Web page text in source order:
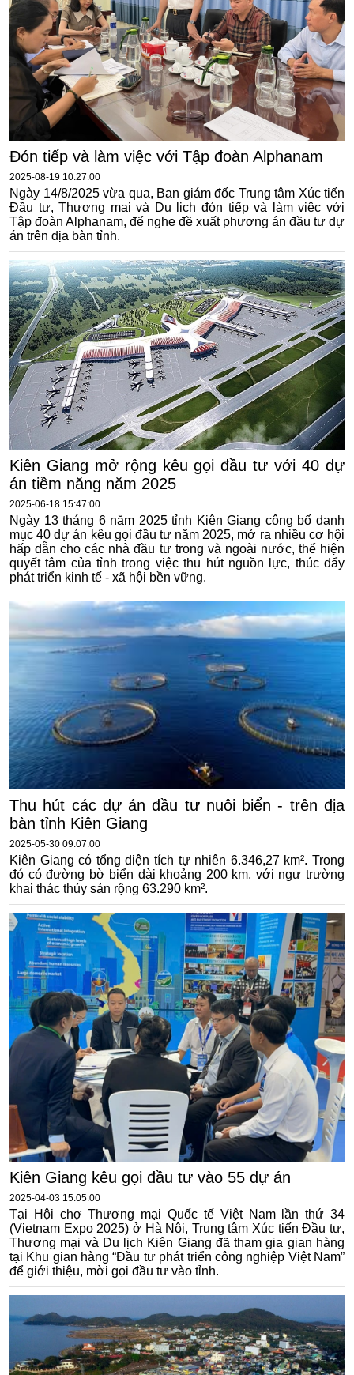
Đón tiếp và làm việc với Tập đoàn Alphanam
2025-08-19 10:27:00
Ngày 14/8/2025 vừa qua, Ban giám đốc Trung tâm Xúc tiến
Đầu tư, Thương mại và Du lịch đón tiếp và làm việc với
Tập đoàn Alphanam, để nghe đề xuất phương án đầu tư dự
án trên địa bàn tỉnh.
Kiên Giang mở rộng kêu gọi đầu tư với 40 dự
án tiềm năng năm 2025
2025-06-18 15:47:00
Ngày 13 tháng 6 năm 2025 tỉnh Kiên Giang công bố danh
mục 40 dự án kêu gọi đầu tư năm 2025, mở ra nhiều cơ hội
hấp dẫn cho các nhà đầu tư trong và ngoài nước, thể hiện
quyết tâm của tỉnh trong việc thu hút nguồn lực, thúc đẩy
phát triển kinh tế - xã hội bền vững.
Thu hút các dự án đầu tư nuôi biển - trên địa
bàn tỉnh Kiên Giang
2025-05-30 09:07:00
Kiên Giang có tổng diện tích tự nhiên 6.346,27 km². Trong
đó có đường bờ biển dài khoảng 200 km, với ngư trường
khai thác thủy sản rộng 63.290 km².
Kiên Giang kêu gọi đầu tư vào 55 dự án
2025-04-03 15:05:00
Tại Hội chợ Thương mại Quốc tế Việt Nam lần thứ 34
(Vietnam Expo 2025) ở Hà Nội, Trung tâm Xúc tiến Đầu tư,
Thương mại và Du lịch Kiên Giang đã tham gia gian hàng
tại Khu gian hàng “Đầu tư phát triển công nghiệp Việt Nam”
để giới thiệu, mời gọi đầu tư vào tỉnh.